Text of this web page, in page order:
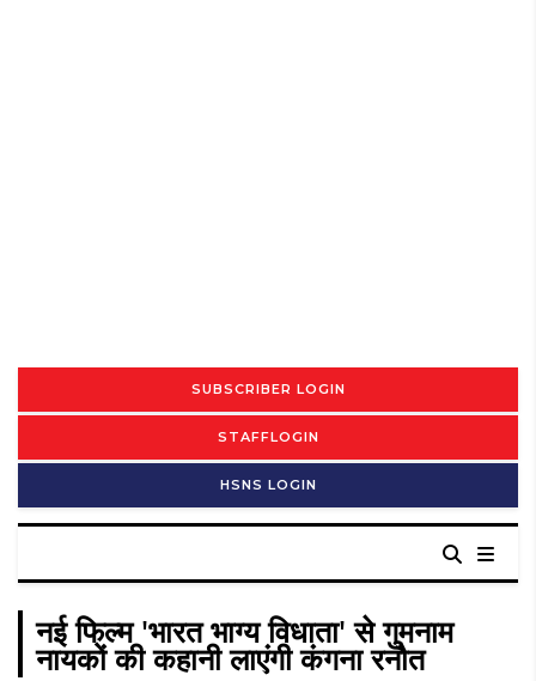
SUBSCRIBER LOGIN
STAFFLOGIN
HSNS LOGIN
नई फिल्म 'भारत भाग्य विधाता' से गुमनाम
नायकों की कहानी लाएंगी कंगना रनौत